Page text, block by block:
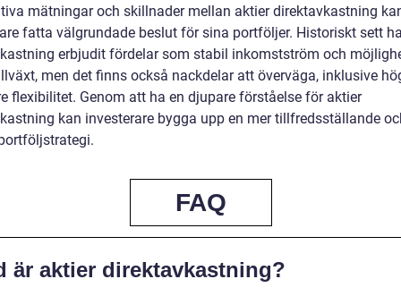
mätningar och skillnader mellan aktier direktavkastning
fatta välgrundade beslut för sina portföljer. Historiskt sett
erbjudit fördelar som stabil inkomstström och
men det finns också nackdelar att överväga, inklusive
flexibilitet. Genom att ha en djupare förståelse för aktier
kan investerare bygga upp en mer tillfredsställande
FAQ
är aktier direktavkastning?